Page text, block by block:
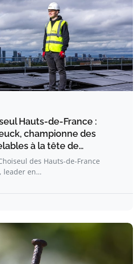
Hauts-de-France :
championne des
à la tête de…
des Hauts-de-France
leader en…